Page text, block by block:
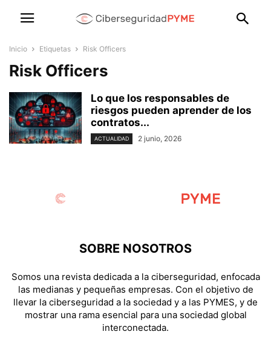
Inicio Etiquetas Risk Officers
Risk Officers
Lo que los responsables de
riesgos pueden aprender de los
contratos...
ACTUALIDAD 2 junio, 2026
SOBRE NOSOTROS
Somos una revista dedicada a la ciberseguridad, enfocada
las medianas y pequeñas empresas. Con el objetivo de
llevar la ciberseguridad a la sociedad y a las PYMES, y de
mostrar una rama esencial para una sociedad global
interconectada.